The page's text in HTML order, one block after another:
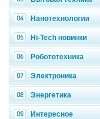
Нанотехнологии
Hi-Tech новинки
Робототехника
Электроника
Энергетика
Интересное